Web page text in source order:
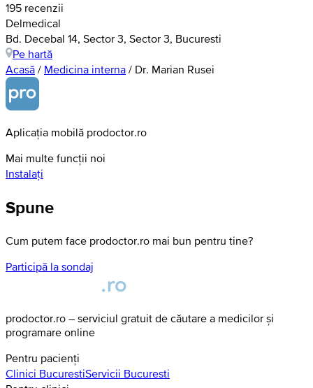
195 recenzii
Delmedical
Bd. Decebal 14, Sector 3, Sector 3, Bucuresti
Pe hartă
Acasă / Medicina interna / Dr. Marian Rusei
Aplicația mobilă prodoctor.ro
Mai multe funcții noi
Instalați
Spune
Cum putem face prodoctor.ro mai bun pentru tine?
Participă la sondaj
prodoctor.ro – serviciul gratuit de căutare a medicilor și
programare online
Pentru pacienți
Clinici BucurestiServicii Bucuresti